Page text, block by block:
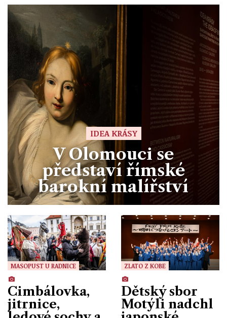
IDEA KRÁSY
V Olomouci se
představí římské
barokní malířství
MASOPUST U RADNICE
Cimbálovka,
jitrnice,
ZLATO Z KOBE
Dětský sbor
Motýli nadchl